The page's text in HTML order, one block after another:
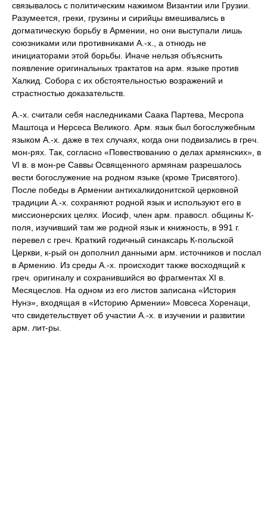
связывалось с политическим нажимом Византии или Грузии.
Разумеется, греки, грузины и сирийцы вмешивались в
догматическую борьбу в Армении, но они выступали лишь
союзниками или противниками А.-х., а отнюдь не
инициаторами этой борьбы. Иначе нельзя объяснить
появление оригинальных трактатов на арм. языке против
Халкид. Собора с их обстоятельностью возражений и
страстностью доказательств.
А.-х. считали себя наследниками Саака Партева, Месропа
Маштоца и Нерсеса Великого. Арм. язык был богослужебным
языком А.-х. даже в тех случаях, когда они подвизались в греч.
мон-рях. Так, согласно «Повествованию о делах армянских», в
VI в. в мон-ре Саввы Освященного армянам разрешалось
вести богослужение на родном языке (кроме Трисвятого).
После победы в Армении антихалкидонитской церковной
традиции А.-х. сохраняют родной язык и используют его в
миссионерских целях. Иосиф, член арм. правосл. общины К-
поля, изучивший там же родной язык и книжность, в 991 г.
перевел с греч. Краткий годичный синаксарь К-польской
Церкви, к-рый он дополнил данными арм. источников и послал
в Армению. Из среды А.-х. происходит также восходящий к
греч. оригиналу и сохранившийся во фрагментах XI в.
Месяцеслов. На одном из его листов записана «История
Нунэ», входящая в «Историю Армении» Мовсеса Хоренаци,
что свидетельствует об участии А.-х. в изучении и развитии
арм. лит-ры.